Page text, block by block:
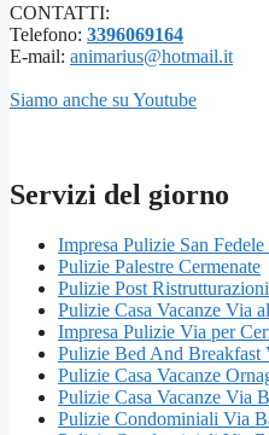
CONTATTI:
Telefono: 3396069164
E-mail: animarius@hotmail.it
Siamo anche su Youtube
Servizi del giorno
Impresa Pulizie San
Pulizie Palestre Cermenate
Pulizie Post
Pulizie Casa Vacanze Via
Impresa Pulizie Via per
Pulizie Bed And Breakfast
Pulizie Casa Vacanze
Pulizie Casa Vacanze Via
Pulizie Condominiali Via